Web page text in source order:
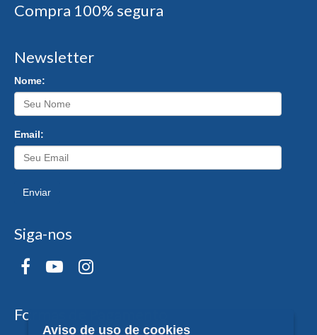
Compra 100% segura
Newsletter
Nome:
Email:
Enviar
Siga-nos
Formas de Pagamento
Aviso de uso de cookies